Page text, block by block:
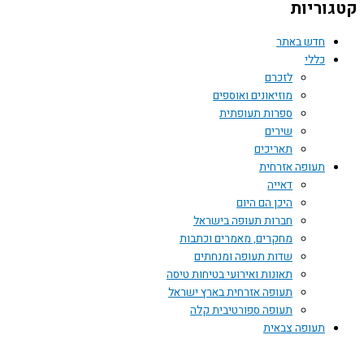
חדש באתר
כללי
לזכרם
מוזיאונים ואוספים
ספרות תעופתית
שירים
תאריכים
תעופה אזרחית
דאייה
היכן הם היום
חברות תעופה בישראל
מחקרים, מאמרים וכתבות
שדות תעופה ומנחתים
תאונות ואירועי בטיחות טיסה
תעופה אזרחית בארץ ישראל
תעופה ספורטיבית קלה
תעופה צבאית